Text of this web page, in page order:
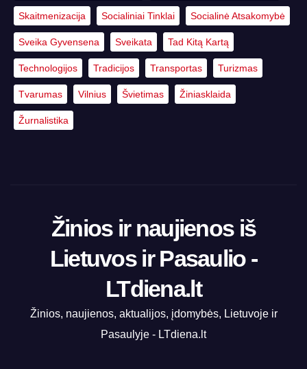
Skaitmenizacija Socialiniai Tinklai Socialinė Atsakomybė
Sveika Gyvensena Sveikata Tad Kitą Kartą
Technologijos Tradicijos Transportas Turizmas
Tvarumas Vilnius Švietimas Žiniasklaida
Žurnalistika
Žinios ir naujienos iš
Lietuvos ir Pasaulio -
LTdiena.lt
Žinios, naujienos, aktualijos, įdomybės, Lietuvoje ir
Pasaulyje - LTdiena.lt